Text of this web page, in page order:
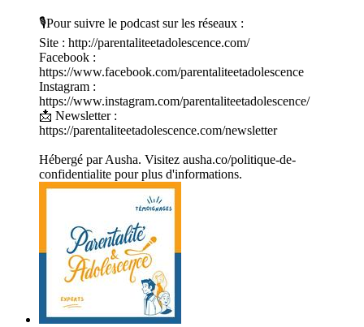
🎙️Pour suivre le podcast sur les réseaux :
Site : http://parentaliteetadolescence.com/
Facebook :
https://www.facebook.com/parentaliteetadolescence
Instagram :
https://www.instagram.com/parentaliteetadolescence/
📩 Newsletter :
https://parentaliteetadolescence.com/newsletter
Hébergé par Ausha. Visitez ausha.co/politique-de-
confidentialite pour plus d'informations.